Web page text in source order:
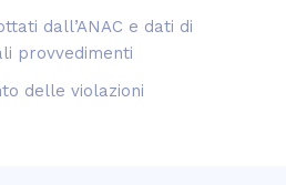
dall’ANAC e dati di
provvedimenti
delle violazioni